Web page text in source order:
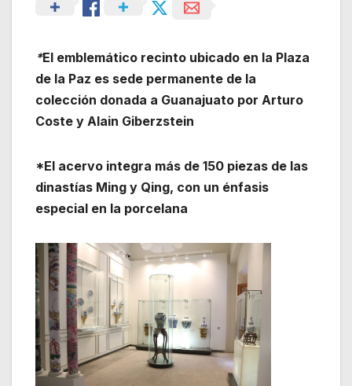
*El emblemático recinto ubicado en la Plaza
de la Paz es sede permanente de la
colección donada a Guanajuato por Arturo
Coste y Alain Giberzstein
*El acervo integra más de 150 piezas de las
dinastías Ming y Qing, con un énfasis
especial en la porcelana